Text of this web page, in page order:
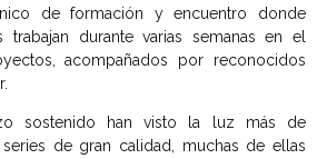
de formación y encuentro donde
trabajan durante varias semanas en el
acompañados por reconocidos
sostenido han visto la luz más de
de gran calidad, muchas de ellas